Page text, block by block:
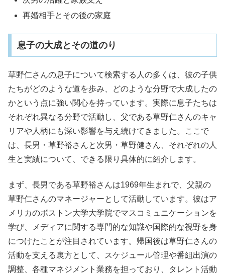
再婚相手とその後の家庭
息子の大成とその道のり
草野仁さんの息子について検索する人の多くは、彼の子供
たちがどのような道を歩み、どのような分野で大成したの
かという点に強い関心を持っています。実際に息子たちは
それぞれ異なる分野で活動し、父である草野仁さんのキャ
リアや人柄にも深い影響を与え続けてきました。ここで
は、長男・草野裕さんと次男・草野健さん、それぞれの人
生と実績について、できる限り具体的に紹介します。
まず、長男である草野裕さんは1969年生まれで、父親の
草野仁さんのマネージャーとして活動しています。彼はア
メリカのボストン大学大学院でマスコミュニケーションを
学び、メディアに関する専門的な知識や国際的な視野を身
につけたことが注目されています。帰国後は草野仁さんの
活動を支える裏方として、スケジュール管理や番組出演の
調整、各種マネジメント業務を担っており、タレント活動